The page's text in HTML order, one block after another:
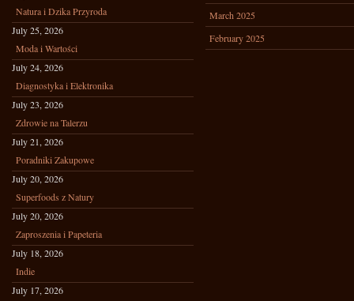
Natura i Dzika Przyroda
July 25, 2026
Moda i Wartości
July 24, 2026
Diagnostyka i Elektronika
July 23, 2026
Zdrowie na Talerzu
July 21, 2026
Poradniki Zakupowe
July 20, 2026
Superfoods z Natury
July 20, 2026
Zaproszenia i Papeteria
July 18, 2026
Indie
July 17, 2026
March 2025
February 2025